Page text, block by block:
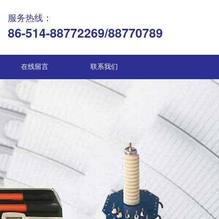
服务热线：
86-514-88772269/88770789
在线留言 联系我们